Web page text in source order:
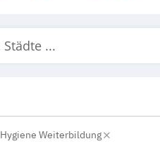
Hygiene Weiterbildung